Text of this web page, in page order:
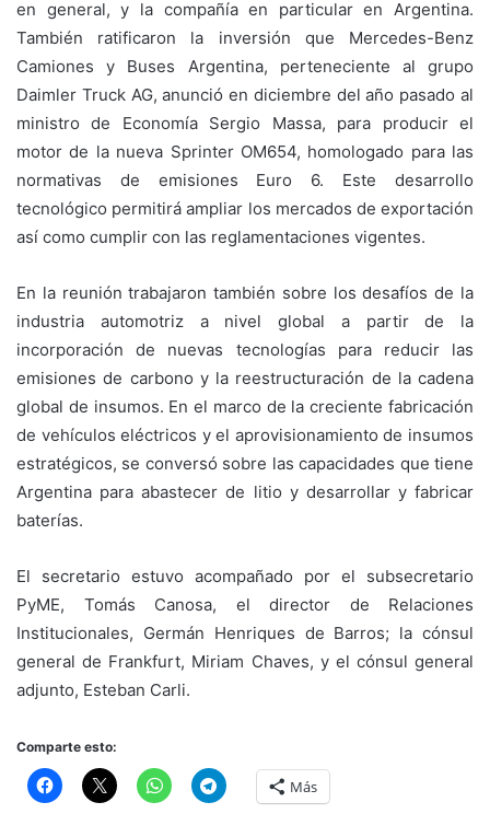
en general, y la compañía en particular en Argentina.
También ratificaron la inversión que Mercedes-Benz
Camiones y Buses Argentina, perteneciente al grupo
Daimler Truck AG, anunció en diciembre del año pasado al
ministro de Economía Sergio Massa, para producir el
motor de la nueva Sprinter OM654, homologado para las
normativas de emisiones Euro 6. Este desarrollo
tecnológico permitirá ampliar los mercados de exportación
así como cumplir con las reglamentaciones vigentes.
En la reunión trabajaron también sobre los desafíos de la
industria automotriz a nivel global a partir de la
incorporación de nuevas tecnologías para reducir las
emisiones de carbono y la reestructuración de la cadena
global de insumos. En el marco de la creciente fabricación
de vehículos eléctricos y el aprovisionamiento de insumos
estratégicos, se conversó sobre las capacidades que tiene
Argentina para abastecer de litio y desarrollar y fabricar
baterías.
El secretario estuvo acompañado por el subsecretario
PyME, Tomás Canosa, el director de Relaciones
Institucionales, Germán Henriques de Barros; la cónsul
general de Frankfurt, Miriam Chaves, y el cónsul general
adjunto, Esteban Carli.
Comparte esto:
Más